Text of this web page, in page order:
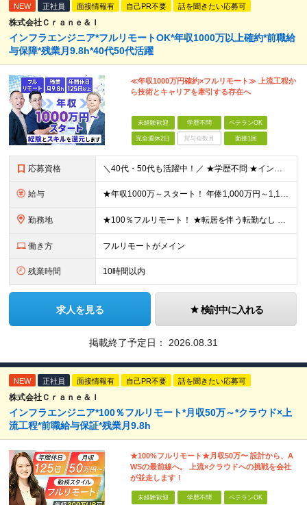
NEW 正社員 面接情報有 自己PR不要 話を聞きたい応募可
株式会社Ｃｒａｎｅ＆Ｉ
インフラエンジニア*フルリモートOK*年収1000万以上確約*前職給
与保障*残業月9.8h*40代50代活躍
≪年収1000万円確約×フルリモート≫ 上流工程か
ら技術とキャリアを牽引する存在へ
未経験歓迎 学歴不問 ベテランOK
完全週休2日 賞与複数月 面接1回
応募資格 ＼40代・50代も活躍中！／ ★学歴不問 ★インフラエンジニアの経験を5年以上お持ちの方 ≪こんな方にピッタリです！≫ ◎自身の市場価値を正当に評価してほしい ◎今より年収をアップさせたい ◎多彩な
給与 ★年収1000万～スタート！ 年俸1,000万円～1,162万8,000円（12分割） ※経験・スキルを考慮の上決定します ※上記金額には固定残業代（月30h分・158,400円～184,000円
勤務地 ★100％フルリモート！ ★転居を伴う転勤なし 本社またはプロジェクト先にて勤務いただきます！ ※プロジェクト先は一都三県及び23区内がメイン 【本社】 東京都新宿区神楽坂1-2 研究社英語センタ
働き方 フルリモートがメイン
残業時間 10時間以内
求人を見る 検討中に入れる
掲載終了予定日： 2026.08.31
NEW 正社員 面接情報有 自己PR不要 話を聞きたい応募可
株式会社Ｃｒａｎｅ＆Ｉ
インフラエンジニア*100％フルリモート*月収50万～*クラウド×上
流工程*前職給与保証*残業月9.8h
★100%フルリモート★月収50万〜 設計から、A
WSの最前線へ。 上流×クラウドへの挑戦を会社
が並走します！
未経験歓迎 学歴不問 ベテランOK